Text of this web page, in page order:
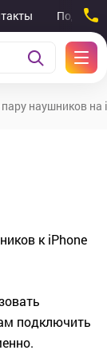
наушников на
к iPhone
подключить